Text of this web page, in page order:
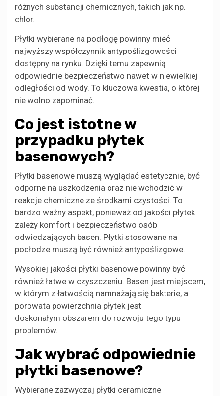
różnych substancji chemicznych, takich jak np.
chlor.
Płytki wybierane na podłogę powinny mieć
najwyższy współczynnik antypoślizgowości
dostępny na rynku. Dzięki temu zapewnią
odpowiednie bezpieczeństwo nawet w niewielkiej
odległości od wody. To kluczowa kwestia, o której
nie wolno zapominać.
Co jest istotne w
przypadku płytek
basenowych?
Płytki basenowe muszą wyglądać estetycznie, być
odporne na uszkodzenia oraz nie wchodzić w
reakcje chemiczne ze środkami czystości. To
bardzo ważny aspekt, ponieważ od jakości płytek
zależy komfort i bezpieczeństwo osób
odwiedzających basen. Płytki stosowane na
podłodze muszą być również antypoślizgowe.
Wysokiej jakości płytki basenowe powinny być
również łatwe w czyszczeniu. Basen jest miejscem,
w którym z łatwością namnażają się bakterie, a
porowata powierzchnia płytek jest
doskonałym obszarem do rozwoju tego typu
problemów.
Jak wybrać odpowiednie
płytki basenowe?
Wybierane zazwyczaj płytki ceramiczne